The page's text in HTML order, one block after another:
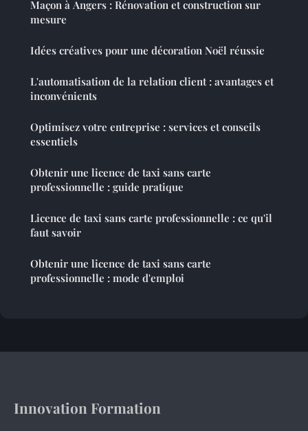
Maçon à Angers : Rénovation et construction sur
mesure
Idées créatives pour une décoration Noël réussie
L'automatisation de la relation client : avantages et
inconvénients
Optimisez votre entreprise : services et conseils
essentiels
Obtenir une licence de taxi sans carte
professionnelle : guide pratique
Licence de taxi sans carte professionnelle : ce qu'il
faut savoir
Obtenir une licence de taxi sans carte
professionnelle : mode d'emploi
Innovation Formation